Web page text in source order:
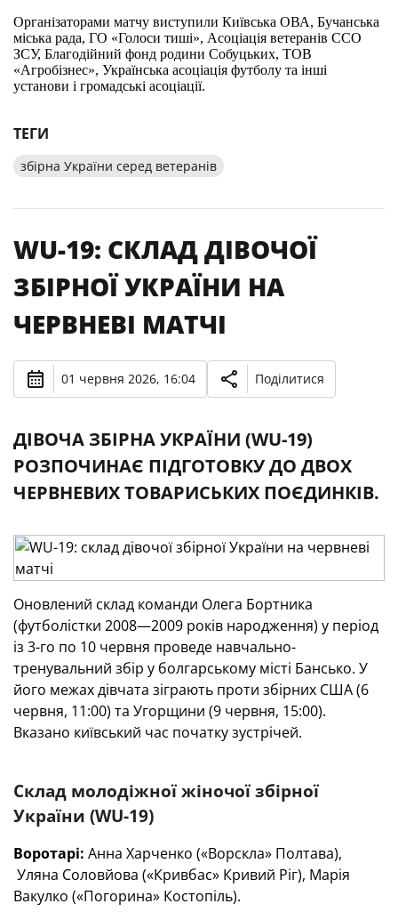
Організаторами матчу виступили Київська ОВА, Бучанська
міська рада, ГО «Голоси тиші», Асоціація ветеранів ССО
ЗСУ, Благодійний фонд родини Собуцьких, ТОВ
«Агробізнес», Українська асоціація футболу та інші
установи і громадські асоціації.
ТЕГИ
збірна України серед ветеранів
WU-19: СКЛАД ДІВОЧОЇ
ЗБІРНОЇ УКРАЇНИ НА
ЧЕРВНЕВІ МАТЧІ
01 червня 2026, 16:04 Поділитися
ДІВОЧА ЗБІРНА УКРАЇНИ (WU-19)
РОЗПОЧИНАЄ ПІДГОТОВКУ ДО ДВОХ
ЧЕРВНЕВИХ ТОВАРИСЬКИХ ПОЄДИНКІВ.
Оновлений склад команди Олега Бортника
(футболістки 2008—2009 років народження) у період
із 3-го по 10 червня проведе навчально-
тренувальний збір у болгарському місті Бансько. У
його межах дівчата зіграють проти збірних США (6
червня, 11:00) та Угорщини (9 червня, 15:00).
Вказано київський час початку зустрічей.
Склад молодіжної жіночої збірної
України (WU-19)
Воротарі: Анна Харченко («Ворскла» Полтава),
Уляна Соловйова («Кривбас» Кривий Ріг), Марія
Вакулко («Погорина» Костопіль).